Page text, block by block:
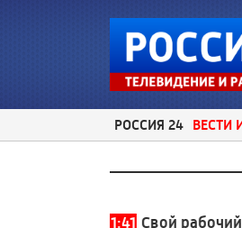
РОССИЯ 24 ВЕСТИ
Свой рабочий